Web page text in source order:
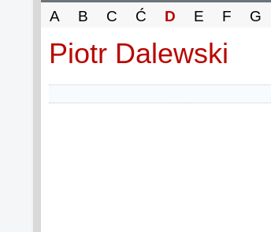
A
B C Ć D E F G
Piotr Dalewski